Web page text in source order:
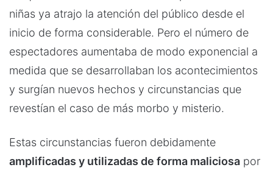
niñas ya atrajo la atención del público desde el
inicio de forma considerable. Pero el número de
espectadores aumentaba de modo exponencial a
medida que se desarrollaban los acontecimientos
y surgían nuevos hechos y circunstancias que
revestían el caso de más morbo y misterio.
Estas circunstancias fueron debidamente
amplificadas y utilizadas de forma maliciosa por